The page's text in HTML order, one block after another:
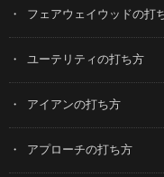
フェアウェイウッドの打
ユーテリティの打ち方
アイアンの打ち方
アプローチの打ち方